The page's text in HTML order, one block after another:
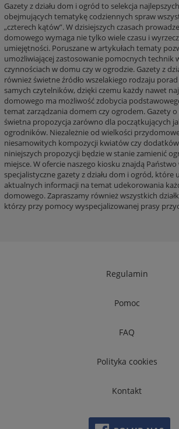
Gazety z działu dom i ogród to selekcja
obejmujących tematykę codziennych spraw
„czterech kątów”. W dzisiejszych czasach
domowego wymaga nie tylko wiele czasu i
umiejętności. Poruszane w artykułach tematy
umożliwiającej zastosowanie pomocnych technik
czynnościach w domu czy w ogrodzie. Gazety z
również świetne źródło wszelakiego rodzaju
samych czytelników, dzięki czemu każdy nawet
domowego ma możliwość zdobycia
temat zarządzania domem czy ogrodem. Gazety
świetna propozycja zarówno dla początkujących
ogrodników. Niezależnie od wielkości
niesamowitych kompozycji kwiatów czy
niniejszych propozycji będzie w stanie zamienić
miejsce. W ofercie naszego kiosku znajdą
specjalistyczne gazety z działu dom i ogród, które
aktualnych informacji na temat udekorowania
domowego. Zapraszamy również wszystkich
którzy przy pomocy wyspecjalizowanej prasy
Regulamin
Pomoc
FAQ
Polityka cookies
Kontakt